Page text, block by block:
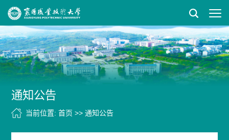
通知公告
当前位置:首页 >>通知公告